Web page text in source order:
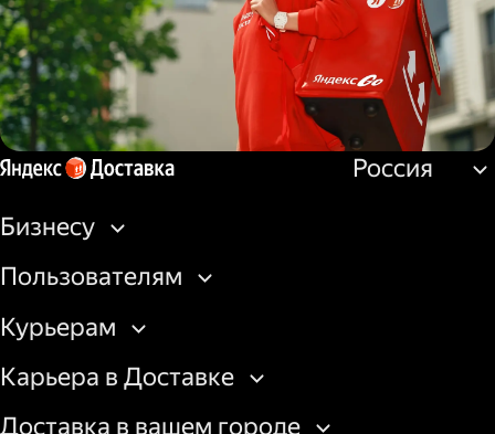
Пеший курьер
Россия
Бизнесу
Пользователям
Курьерам
Карьера в Доставке
Доставка в вашем городе